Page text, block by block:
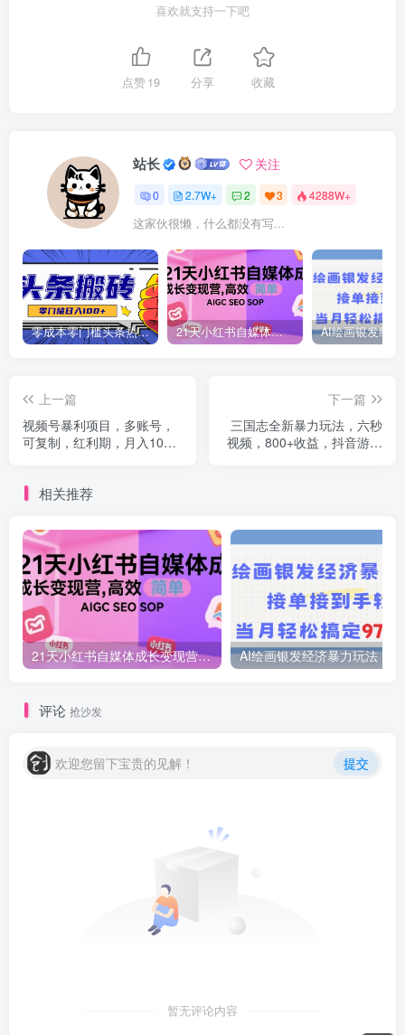
喜欢就支持一下吧
点赞19 分享 收藏
站长 关注
0 2.7W+ 2 3 4288W+
这家伙很懒，什么都没有写...
零成本零门槛头条热点搬运术，零门槛日入100+，工具+教程全部附上 21天小红书自媒体成长变现营，高效 简单 AIGC SEO SOP
上一篇
视频号暴利项目，多账号，
可复制，红利期，月入10w+
下一篇
三国志全新暴力玩法，六秒
视频，800+收益，抖音游戏
相关推荐
21天小红书自媒体成长变现营，高效 简单 AIGC SEO SOP
评论 抢沙发
欢迎您留下宝贵的见解！ 提交
暂无评论内容